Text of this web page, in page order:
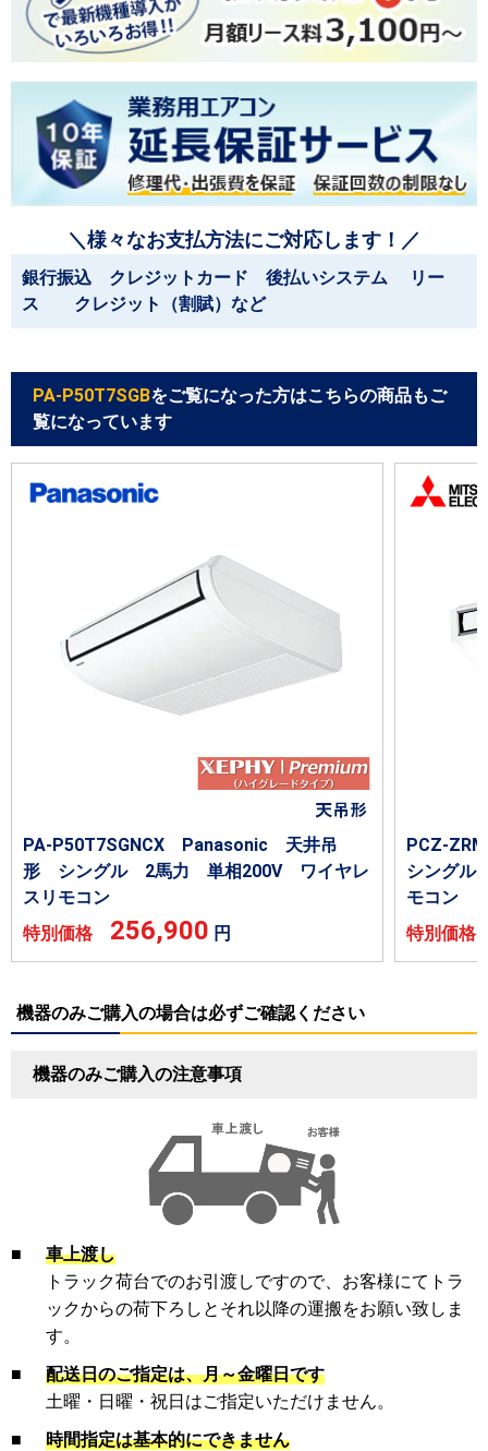
＼様々なお支払方法にご対応します！／
銀行振込 クレジットカード 後払いシステム リー
ス クレジット（割賦）など
PA-P50T7SGBをご覧になった方はこちらの商品もご
覧になっています
PA-P50T7SGNCX Panasonic 天井吊
形 シングル 2馬力 単相200V ワイヤレ
スリモコン
特別価格 256,900 円
PCZ-
シング
モコン
特別価
機器のみご購入の場合は必ずご確認ください
機器のみご購入の注意事項
■
車上渡し
トラック荷台でのお引渡しですので、お客様にてトラ
ックからの荷下ろしとそれ以降の運搬をお願い致しま
す。
■
配送日のご指定は、月～金曜日です
土曜・日曜・祝日はご指定いただけません。
■
時間指定は基本的にできません